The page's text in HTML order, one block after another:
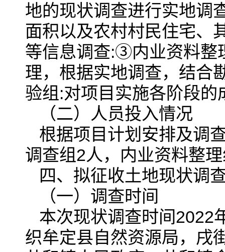
地的现状调查进行实地调
面积以及农村村民住宅、
等信息调查:③内业资料整
理，根据实地调查，结合
验组:对项目实施各阶段
（二）人员投入情况
根据项目计划安排及调
调查组2人，内业资料整
四、拟征收土地现状调
（一）调查时间
本次现状调查时间2022
织牟定县自然资源局，戌